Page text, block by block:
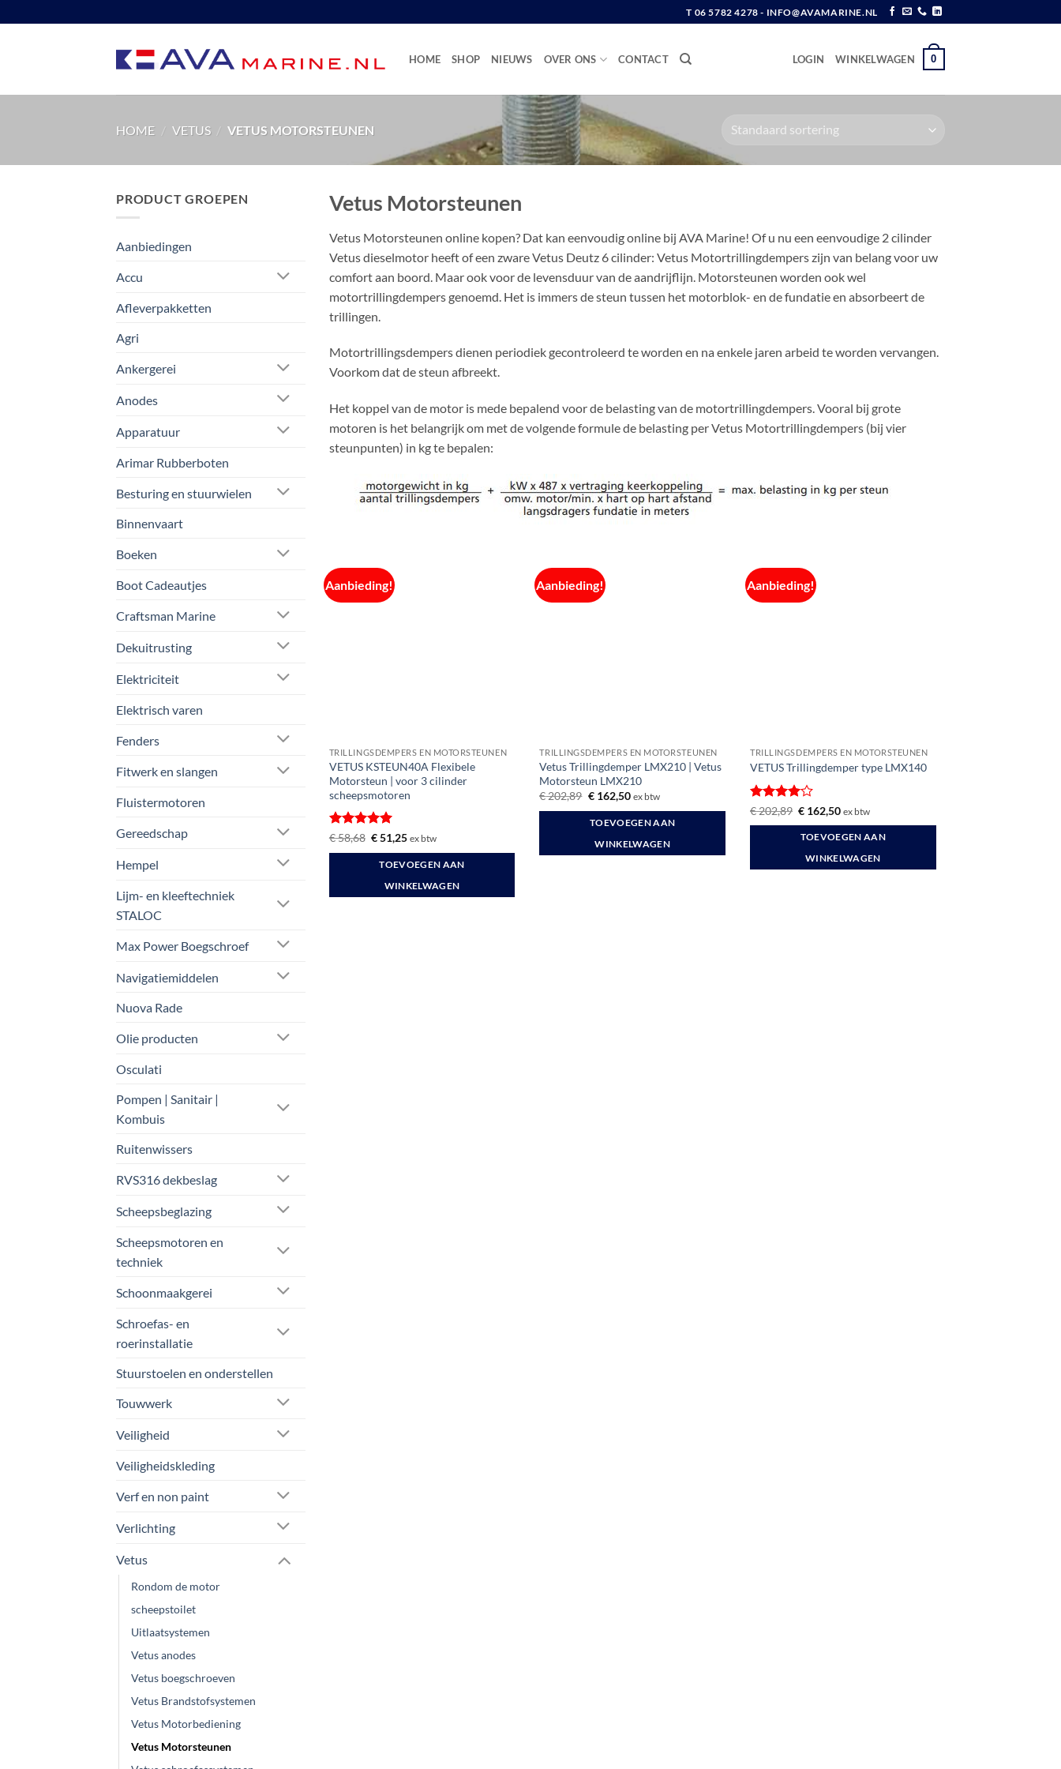
naar
T 06 5782 4278 - INFO@AVAMARINE.NL
HOME SHOP NIEUWS OVER ONS CONTACT LOGIN WINKELWAGEN 0
HOME / VETUS / VETUS MOTORSTEUNEN
PRODUCT GROEPEN
Aanbiedingen
Accu
Afleverpakketten
Agri
Ankergerei
Anodes
Apparatuur
Arimar Rubberboten
Besturing en stuurwielen
Binnenvaart
Boeken
Boot Cadeautjes
Craftsman Marine
Dekuitrusting
Elektriciteit
Elektrisch varen
Fenders
Fitwerk en slangen
Fluistermotoren
Gereedschap
Hempel
Lijm- en kleeftechniek
STALOC
Max Power Boegschroef
Navigatiemiddelen
Nuova Rade
Olie producten
Osculati
Pompen | Sanitair |
Kombuis
Ruitenwissers
RVS316 dekbeslag
Scheepsbeglazing
Scheepsmotoren en
techniek
Schoonmaakgerei
Schroefas- en
roerinstallatie
Stuurstoelen en onderstellen
Touwwerk
Veiligheid
Veiligheidskleding
Verf en non paint
Verlichting
Vetus
Rondom de motor
scheepstoilet
Uitlaatsystemen
Vetus anodes
Vetus boegschroeven
Vetus Brandstofsystemen
Vetus Motorbediening
Vetus Motorsteunen
Vetus Motorsteunen
Vetus Motorsteunen online kopen? Dat kan eenvoudig online bij AVA Marine! Of u nu een eenvoudige 2 cilinder
Vetus dieselmotor heeft of een zware Vetus Deutz 6 cilinder: Vetus Motortrillingdempers zijn van belang voor uw
comfort aan boord. Maar ook voor de levensduur van de aandrijflijn. Motorsteunen worden ook wel
motortrillingdempers genoemd. Het is immers de steun tussen het motorblok- en de fundatie en absorbeert de
trillingen.
Motortrillingsdempers dienen periodiek gecontroleerd te worden en na enkele jaren arbeid te worden vervangen.
Voorkom dat de steun afbreekt.
Het koppel van de motor is mede bepalend voor de belasting van de motortrillingdempers. Vooral bij grote
motoren is het belangrijk om met de volgende formule de belasting per Vetus Motortrillingdempers (bij vier
steunpunten) in kg te bepalen:
Aanbieding!
TRILLINGSDEMPERS EN MOTORSTEUNEN
VETUS KSTEUN40A Flexibele
Motorsteun | voor 3 cilinder
scheepsmotoren
Gewaardeerd
€58,68 Oorspronkelijke
prijs
was:
€ 58,68.
€51,25Huidige
is:
€ 51,25.
ex btw
TOEVOEGEN AAN
WINKELWAGEN
Aanbieding!
TRILLINGSDEMPERS EN MOTORSTEUNEN
Vetus Trillingdemper LMX210 | Vetus
Motorsteun LMX210
€202,89 Oorspronkelijke
was:
€ 202,89.
€162,50Huidige
is:
€ 162,50.
ex btw
TOEVOEGEN AAN
WINKELWAGEN
Aanbieding!
TRILLINGSDEMPERS EN MOTORSTEUNEN
VETUS Trillingdemper type LMX140
Gewaardeerd
€202,89 Oorspronkelijke
was:
€ 202,89.
€ 162,50Huidige
is:
€ 162,50.
ex btw
TOEVOEGEN AAN
WINKELWAGEN